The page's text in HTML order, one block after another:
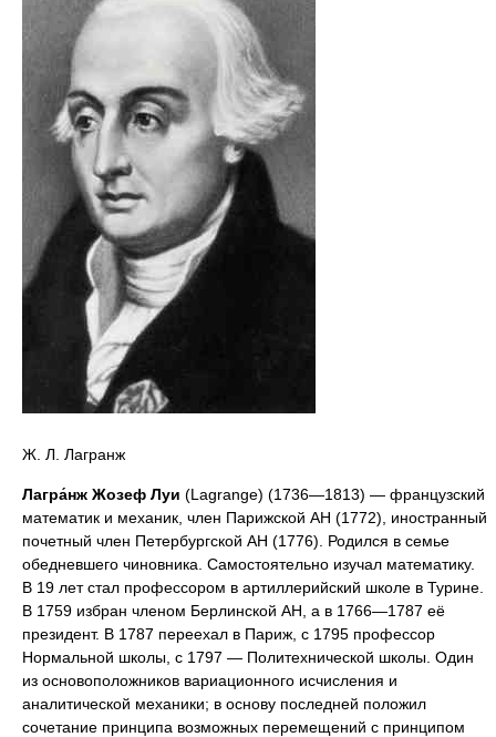
Ж. Л. Лагранж
Лагра́нж Жозеф Луи (Lagrange) (1736—1813) — французский
математик и механик, член Парижской АН (1772), иностранный
почетный член Петербургской АН (1776). Родился в семье
обедневшего чиновника. Самостоятельно изучал математику.
В 19 лет стал профессором в артиллерийский школе в Турине.
В 1759 избран членом Берлинской АН, а в 1766—1787 её
президент. В 1787 переехал в Париж, с 1795 профессор
Нормальной школы, с 1797 — Политехнической школы. Один
из основоположников вариационного исчисления и
аналитической механики; в основу последней положил
сочетание принципа возможных перемещений с принципом